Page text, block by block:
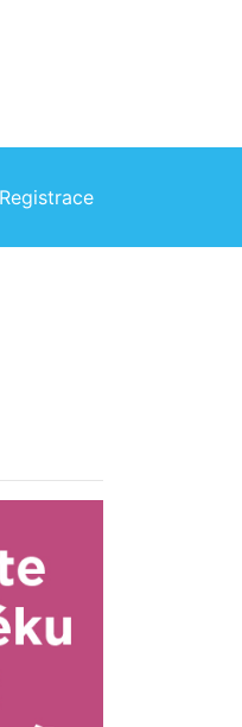
Registrace